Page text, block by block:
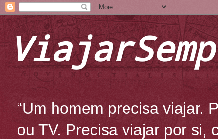
“Um homem precisa viajar.
ou TV. Precisa viajar por si,